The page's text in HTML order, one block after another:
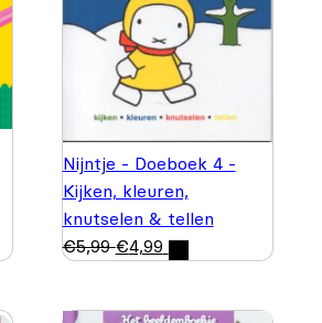
Nijntje - Doeboek 4 -
Kijken, kleuren,
knutselen & tellen
€5,99 €4,99